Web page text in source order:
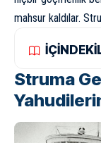
mahsur kaldılar.
Struma